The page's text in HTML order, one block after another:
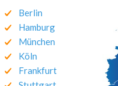
Berlin
Hamburg
München
Köln
Frankfurt